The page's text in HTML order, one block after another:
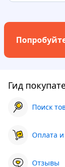
Гид
Поиск
Оплата и
Отзывы